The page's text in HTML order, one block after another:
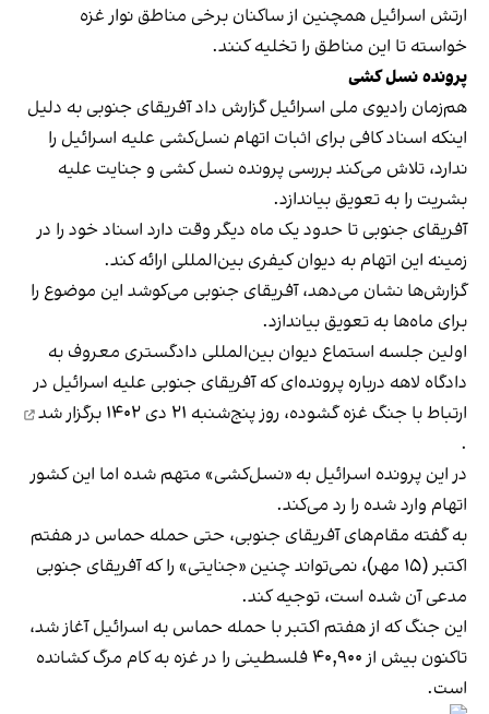
ارتش اسرائیل همچنین از ساکنان برخی مناطق نوار غزه
خواسته تا این مناطق را تخلیه کنند.
پرونده نسل کشی
هم‌زمان رادیوی ملی اسرائیل گزارش داد آفریقای جنوبی به دلیل
اینکه اسناد کافی برای اثبات اتهام نسل‌کشی علیه اسرائیل را
ندارد، تلاش می‌کند بررسی پرونده نسل کشی و جنایت علیه
بشریت را به تعویق بیاندازد.
آفریقای جنوبی تا حدود یک ماه دیگر وقت دارد اسناد خود را در
زمینه این اتهام به دیوان کیفری بین‌المللی ارائه کند.
گزارش‌ها نشان می‌دهد، آفریقای جنوبی می‌کوشد این موضوع را
برای ماه‌ها به تعویق بیاندازد.
اولین جلسه استماع دیوان بین‌المللی دادگستری معروف به
دادگاه لاهه درباره پرونده‌ای که آفریقای جنوبی علیه اسرائیل در
ارتباط با جنگ غزه گشوده، روز پنج‌شنبه ۲۱ دی ۱۴۰۲
برگزار شد
.
در این پرونده اسرائیل به «نسل‌کشی» متهم شده اما این کشور
اتهام وارد شده را رد می‌کند.
به گفته مقام‌های آفریقای جنوبی، حتی حمله حماس در هفتم
اکتبر (۱۵ مهر)، نمی‌تواند چنین «جنایتی» را که آفریقای جنوبی
مدعی آن شده است، توجیه کند.
این جنگ که از هفتم اکتبر با حمله حماس به اسرائیل آغاز شد،
تاکنون بیش از ۴۰,۹۰۰ فلسطینی را در غزه به کام مرگ کشانده
است.